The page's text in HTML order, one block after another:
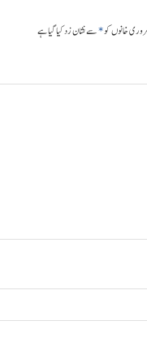
خانوں کو*سے نشان زد کیا گیا ہے